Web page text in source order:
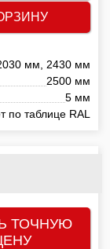
мм, 2430 мм
2500 мм
5 мм
по таблице RAL
ТОЧНУЮ